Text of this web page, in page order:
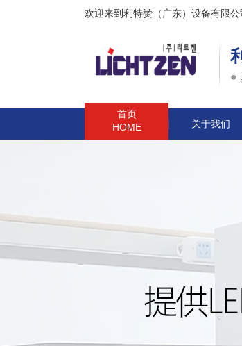
欢迎来到利特赞（广东）设备有限公
首页
HOME 关于我们